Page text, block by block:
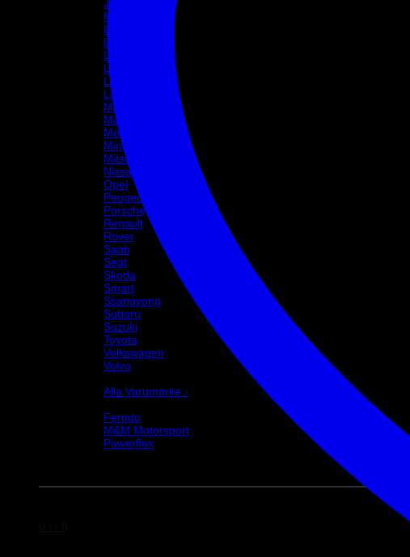
Jeep
Kia
Lada
Lamborghini
Lancia
Land Rover
Lexus
Lotus
Maserati
Mazda
Mercedes
Mini
Mitsubishi
Nissan
Opel
Peugeot
Porsche
Renault
Rover
Saab
Seat
Skoda
Smart
Ssangyong
Subaru
Suzuki
Toyota
Volkswagen
Volvo
Alla Varumärke ›
Ferodo
M&M Motorsport
Powerflex